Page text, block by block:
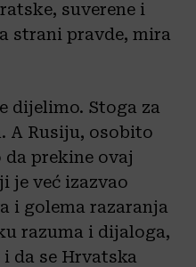
suverene i
strani pravde, mira
dijelimo. Stoga za
A Rusiju, osobito
prekine ovaj
je već izazvao
i golema razaranja
razuma i dijaloga,
da se Hrvatska